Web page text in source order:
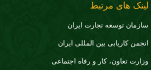
لینک های مرتبط
سازمان توسعه تجارت ايران
انجمن کاریابی بین المللی ایران
وزارت تعاون، کار و رفاه اجتماعی